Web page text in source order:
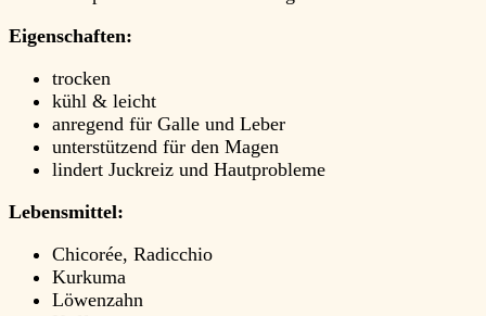
Eigenschaften:
trocken
kühl & leicht
anregend für Galle und Leber
unterstützend für den Magen
lindert Juckreiz und Hautprobleme
Lebensmittel:
Chicorée, Radicchio
Kurkuma
Löwenzahn